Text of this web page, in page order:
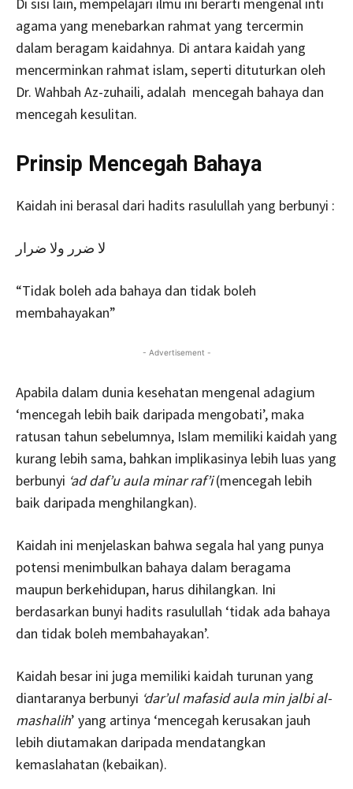
agama yang menebarkan rahmat yang tercermin
dalam beragam kaidahnya. Di antara kaidah yang
mencerminkan rahmat islam, seperti dituturkan oleh
Dr. Wahbah Az-zuhaili, adalah mencegah bahaya dan
mencegah kesulitan.
Prinsip Mencegah Bahaya
Kaidah ini berasal dari hadits rasulullah yang berbunyi :
لا ضرر ولا ضرار
“Tidak boleh ada bahaya dan tidak boleh
membahayakan”
- Advertisement -
Apabila dalam dunia kesehatan mengenal adagium
‘mencegah lebih baik daripada mengobati’, maka
ratusan tahun sebelumnya, Islam memiliki kaidah yang
kurang lebih sama, bahkan implikasinya lebih luas yang
berbunyi ‘ad daf’u aula minar raf’i(mencegah lebih
baik daripada menghilangkan).
Kaidah ini menjelaskan bahwa segala hal yang punya
potensi menimbulkan bahaya dalam beragama
maupun berkehidupan, harus dihilangkan. Ini
berdasarkan bunyi hadits rasulullah ‘tidak ada bahaya
dan tidak boleh membahayakan’.
Kaidah besar ini juga memiliki kaidah turunan yang
diantaranya berbunyi ‘dar’ul mafasid aula min jalbi al-
mashalih’ yang artinya ‘mencegah kerusakan jauh
lebih diutamakan daripada mendatangkan
kemaslahatan (kebaikan).